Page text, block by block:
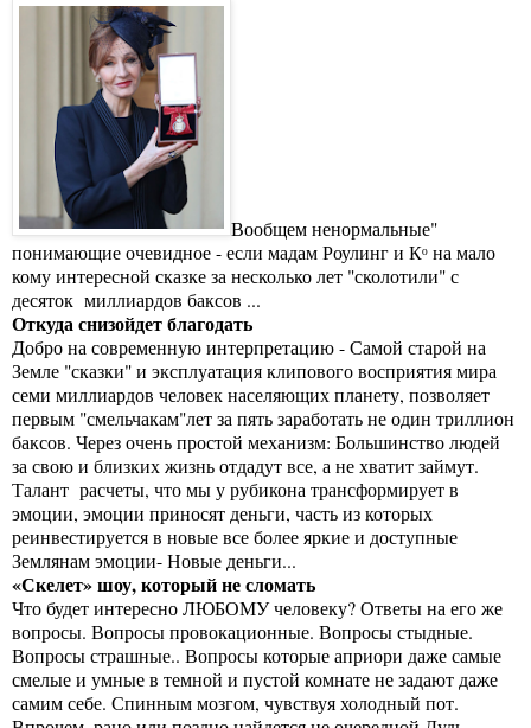
Вообщем ненормальные"
понимающие очевидное - если мадам Роулинг и Кᵒ на мало
кому интересной сказке за несколько лет "сколотили" с
десяток миллиардов баксов ...
Откуда снизойдет благодать
Добро на современную интерпретацию - Самой старой на
Земле "сказки" и эксплуатация клипового восприятия мира
семи миллиардов человек населяющих планету, позволяет
первым "смельчакам"лет за пять заработать не один триллион
баксов. Через очень простой механизм: Большинство людей
за свою и близких жизнь отдадут все, а не хватит займут.
Талант расчеты, что мы у рубикона трансформирует в
эмоции, эмоции приносят деньги, часть из которых
реинвестируется в новые все более яркие и доступные
Землянам эмоции- Новые деньги...
«Скелет» шоу, который не сломать
Что будет интересно ЛЮБОМУ человеку? Ответы на его же
вопросы. Вопросы провокационные. Вопросы стыдные.
Вопросы страшные.. Вопросы которые априори даже самые
смелые и умные в темной и пустой комнате не задают даже
самим себе. Спинным мозгом, чувствуя холодный пот.